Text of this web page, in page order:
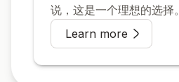
说，这是一个理想的选择。
Learn more